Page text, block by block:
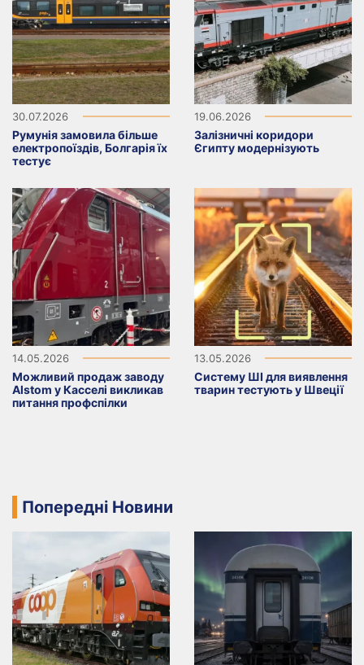
30.07.2026
Румунія замовила більше
електропоїздів, Болгарія їх
тестує
19.06.2026
Залізничні коридори
Єгипту модернізують
14.05.2026
Можливий продаж заводу
Alstom у Касселі викликав
питання профспілки
13.05.2026
Систему ШІ для виявлення
тварин тестують у Швеції
Попередні Новини